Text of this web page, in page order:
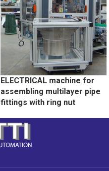
ELECTRICAL machine for
assembling multilayer pipe
fittings with ring nut